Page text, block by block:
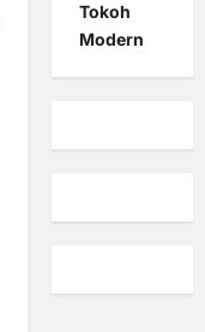
Tokoh
Modern